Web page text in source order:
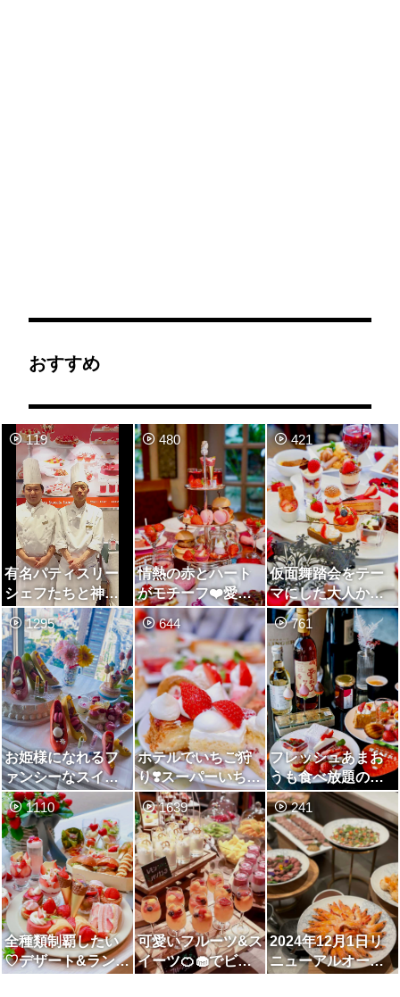
おすすめ
119
有名パティスリー
シェフたちと神戸
ポートピアホテル
が贈る至福のいち
ごブッフェ
480
情熱の赤とハート
がモチーフ❤️愛が
テーマのいちごデ
ザートブッフェ
421
仮面舞踏会をテー
マにした大人かわ
いいストロベリー
デザートブッフェ
1295
お姫様になれるフ
ァンシーなスイー
ツブッフェ
644
ホテルでいちご狩
り❣️スーパーいちご
ビュッフェ2022🐰
🍓
761
フレッシュあまお
うも食べ放題のデ
ザートビュッフェ
1110
全種類制覇したい
♡デザート&ランチ
1639
可愛いフルーツ&ス
イーツ🍊🧁でビタ
241
2024年12月1日リ
ニューアルオープ